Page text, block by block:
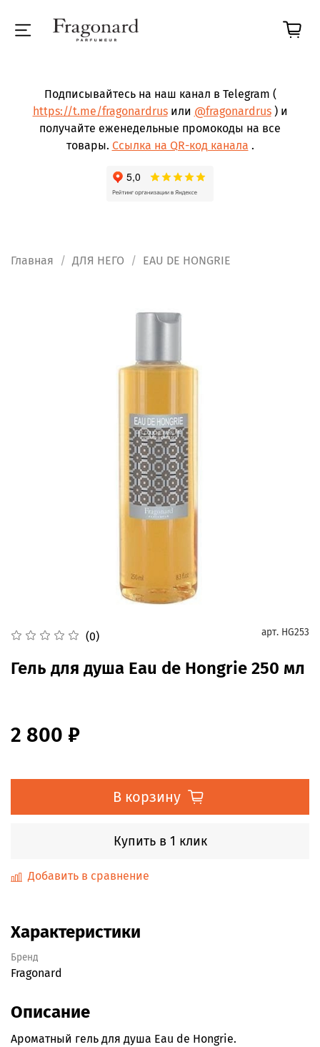
Подписывайтесь на наш канал в Telegram (
https://t.me/fragonardrusили @fragonardrus) и
получайте еженедельные промокоды на все
товары. Ссылка на QR-код канала .
Главная ДЛЯ НЕГО EAU DE HONGRIE
(0) арт. HG253
Гель для душа Eau de Hongrie 250 мл
2 800 ₽
В корзину
Купить в 1 клик
Добавить в сравнение
Характеристики
Бренд
Fragonard
Описание
Ароматный гель для душа Eau de Hongrie.